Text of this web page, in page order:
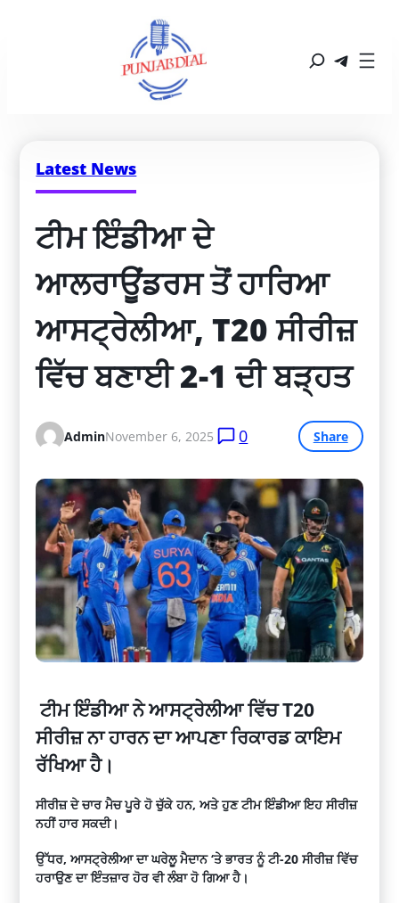
Latest News
ਟੀਮ ਇੰਡੀਆ ਦੇ
ਆਲਰਾਊਂਡਰਸ ਤੋਂ ਹਾਰਿਆ
ਆਸਟ੍ਰੇਲੀਆ, T20 ਸੀਰੀਜ਼
ਵਿੱਚ ਬਣਾਈ 2-1 ਦੀ ਬੜ੍ਹਤ
AdminNovember 6, 2025 0 Share
ਟੀਮ ਇੰਡੀਆ ਨੇ ਆਸਟ੍ਰੇਲੀਆ ਵਿੱਚ T20
ਸੀਰੀਜ਼ ਨਾ ਹਾਰਨ ਦਾ ਆਪਣਾ ਰਿਕਾਰਡ ਕਾਇਮ
ਰੱਖਿਆ ਹੈ।
ਸੀਰੀਜ਼ ਦੇ ਚਾਰ ਮੈਚ ਪੂਰੇ ਹੋ ਚੁੱਕੇ ਹਨ, ਅਤੇ ਹੁਣ ਟੀਮ ਇੰਡੀਆ ਇਹ ਸੀਰੀਜ਼
ਨਹੀਂ ਹਾਰ ਸਕਦੀ।
ਉੱਧਰ, ਆਸਟ੍ਰੇਲੀਆ ਦਾ ਘਰੇਲੂ ਮੈਦਾਨ ‘ਤੇ ਭਾਰਤ ਨੂੰ ਟੀ-20 ਸੀਰੀਜ਼ ਵਿੱਚ
ਹਰਾਉਣ ਦਾ ਇੰਤਜ਼ਾਰ ਹੋਰ ਵੀ ਲੰਬਾ ਹੋ ਗਿਆ ਹੈ।